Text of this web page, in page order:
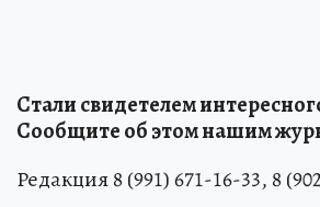
Стали свидетелем
Сообщите об этом нашим
Редакция 8 (991) 671-16-33, 8